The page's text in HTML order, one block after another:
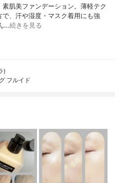
肌美ファンデーション。薄軽テク
、汗や湿度・マスク着用にも強
…続きを見る
)
フルイド